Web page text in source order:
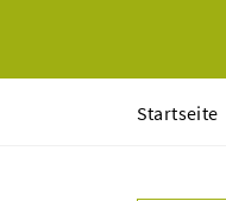
Startseite